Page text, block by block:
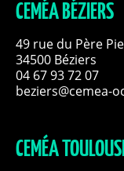
CEMÉA BÉZIERS
49 rue du Père
34500 Béziers
04 67 93 72 07
beziers@cemea-
CEMÉA